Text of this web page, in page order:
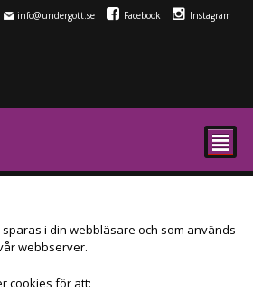
info@undergott.se Facebook Instagram
²
i din webbläsare och som används
webbserver.
cookies för att: